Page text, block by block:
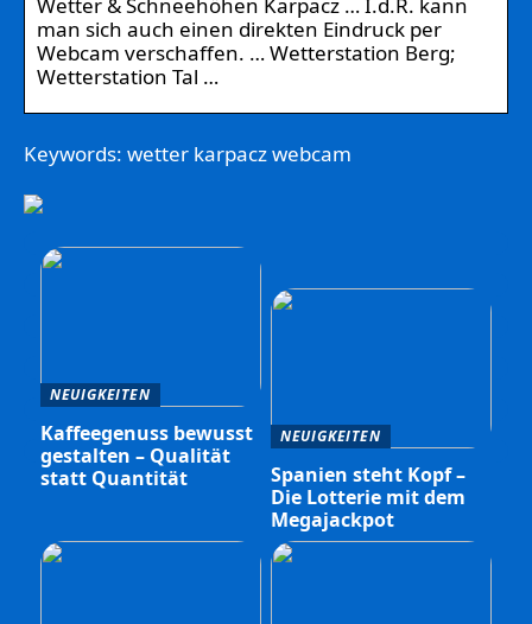
man sich auch einen direkten Eindruck per
Webcam verschaffen. … Wetterstation Berg;
Wetterstation Tal …
Keywords: wetter karpacz webcam
NEUIGKEITEN
Kaffeegenuss bewusst
gestalten – Qualität
statt Quantität
NEUIGKEITEN
Spanien steht Kopf –
Die Lotterie mit dem
Megajackpot